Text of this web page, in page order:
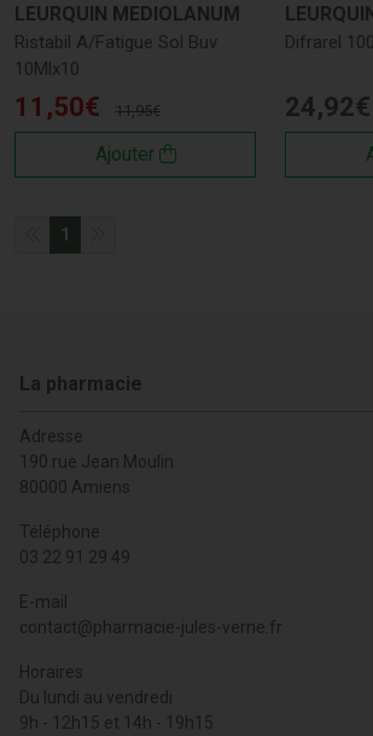
LEURQUIN MEDIOLANUM
Ristabil A/Fatigue Sol Buv
10Mlx10
11 ,50€ 11,95€
Ajouter
Difrarel
24,92€
1
La pharmacie
Adresse
190 rue Jean Moulin
80000 Amiens
Téléphone
03 22 91 29 49
E-mail
contact@pharmacie-jules-verne.fr
Horaires
Du lundi au vendredi
9h - 12h15 et 14h - 19h15